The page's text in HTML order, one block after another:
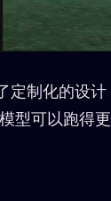
定制化的设
可以跑得